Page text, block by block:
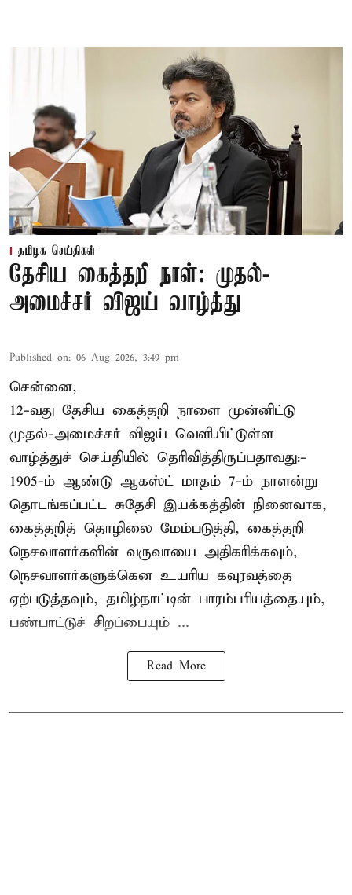
தமிழக செய்திகள்
தேசிய கைத்தறி நாள்: முதல்-
அமைச்சர் விஜய் வாழ்த்து
Published on: 06 Aug 2026, 3:49 pm
சென்னை,
12-வது தேசிய கைத்தறி நாளை முன்னிட்டு
முதல்-அமைச்சர் விஜய் வெளியிட்டுள்ள
வாழ்த்துச் செய்தியில் தெரிவித்திருப்பதாவது:-
1905-ம் ஆண்டு ஆகஸ்ட் மாதம் 7-ம் நாளன்று
தொடங்கப்பட்ட சுதேசி இயக்கத்தின் நினைவாக,
கைத்தறித் தொழிலை மேம்படுத்தி, கைத்தறி
நெசவாளர்களின் வருவாயை அதிகரிக்கவும்,
நெசவாளர்களுக்கென உயரிய கவுரவத்தை
ஏற்படுத்தவும், தமிழ்நாட்டின் பாரம்பரியத்தையும்,
பண்பாட்டுச் சிறப்பையும் ...
Read More